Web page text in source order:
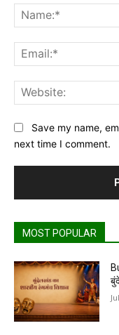
Save my name,
next time I comment.
MOST POPULAR